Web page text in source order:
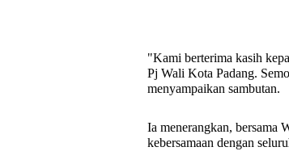
"Kami berterima kasih
Pj Wali Kota Padang.
menyampaikan sambutan.
Ia menerangkan, bersama
kebersamaan dengan